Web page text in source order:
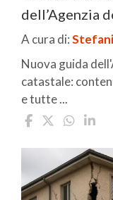
dell’Agenzia
A cura di:
Nuova guida
catastale:
e tutte ...